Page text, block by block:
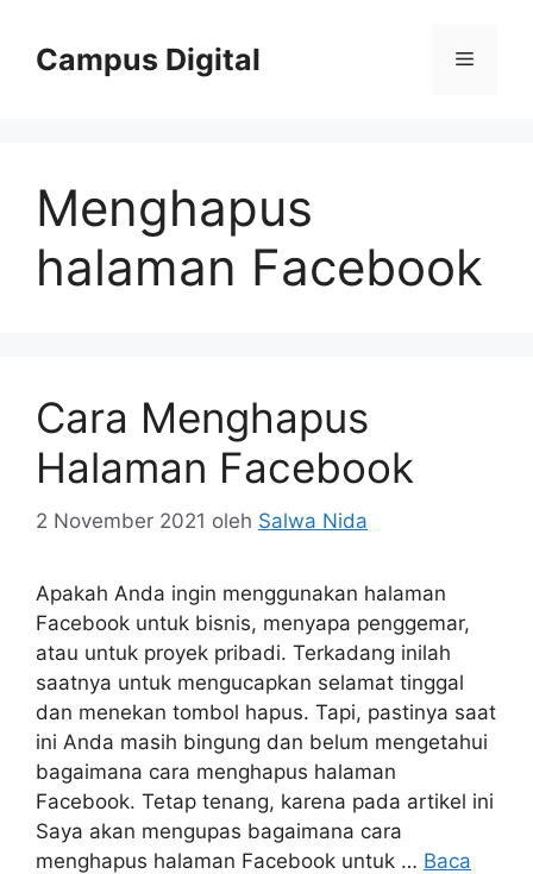
Campus Digital Menu
Menghapus
halaman Facebook
Cara Menghapus
Halaman Facebook
2 November 2021 oleh Salwa Nida
Apakah Anda ingin menggunakan halaman
Facebook untuk bisnis, menyapa penggemar,
atau untuk proyek pribadi. Terkadang inilah
saatnya untuk mengucapkan selamat tinggal
dan menekan tombol hapus. Tapi, pastinya saat
ini Anda masih bingung dan belum mengetahui
bagaimana cara menghapus halaman
Facebook. Tetap tenang, karena pada artikel ini
Saya akan mengupas bagaimana cara
menghapus halaman Facebook untuk … Baca